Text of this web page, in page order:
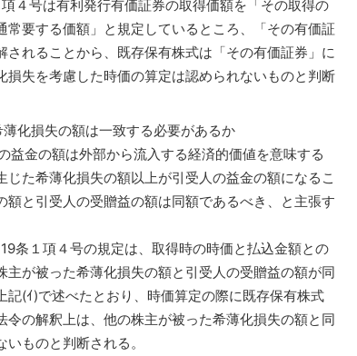
４号は有利発行有価証券の取得価額を「その取得の
要する価額」と規定しているところ、「その有価証
れることから、既存保有株式は「その有価証券」に
失を考慮した時価の算定は認められないものと判断
化損失の額は一致する必要があるか
金の額は外部から流入する経済的価値を意味する
た希薄化損失の額以上が引受人の益金の額になるこ
と引受人の受贈益の額は同額であるべき、と主張す
条１項４号の規定は、取得時の時価と払込金額との
が被った希薄化損失の額と引受人の受贈益の額が同
(ｲ)で述べたとおり、時価算定の際に既存保有株式
の解釈上は、他の株主が被った希薄化損失の額と同
ものと判断される。